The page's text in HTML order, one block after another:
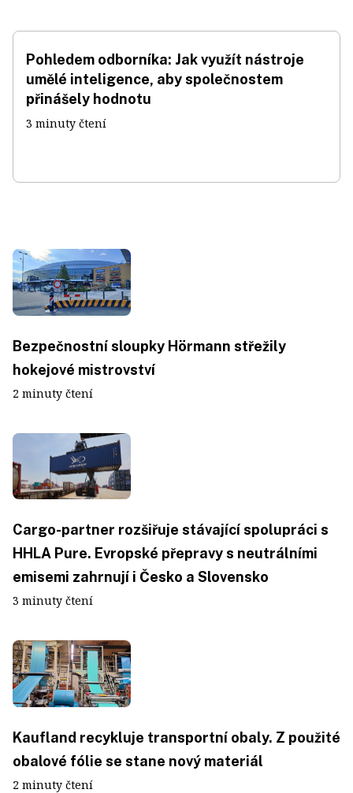
Pohledem odborníka: Jak využít nástroje
umělé inteligence, aby společnostem
přinášely hodnotu
3 minuty čtení
Bezpečnostní sloupky Hörmann střežily
hokejové mistrovství
2 minuty čtení
Cargo-partner rozšiřuje stávající spolupráci s
HHLA Pure. Evropské přepravy s neutrálními
emisemi zahrnují i Česko a Slovensko
3 minuty čtení
Kaufland recykluje transportní obaly. Z použité
obalové fólie se stane nový materiál
2 minuty čtení